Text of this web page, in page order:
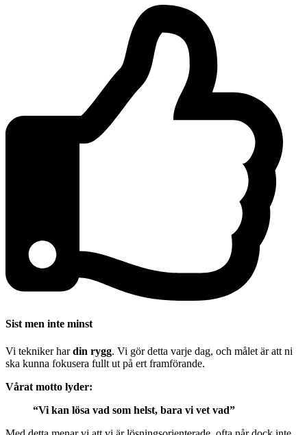
Sist men inte minst
Vi tekniker hardin rygg. Vi gör detta varje dag, och målet är att ni
ska kunna fokusera fullt ut på ert framförande.
Vårat motto lyder:
“Vi kan lösa vad som helst, bara vi vet vad”